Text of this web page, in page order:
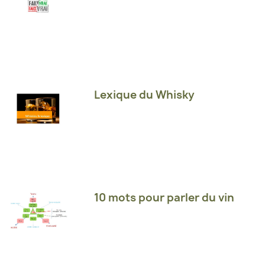
Lexique du Whisky
10 mots pour parler du vin